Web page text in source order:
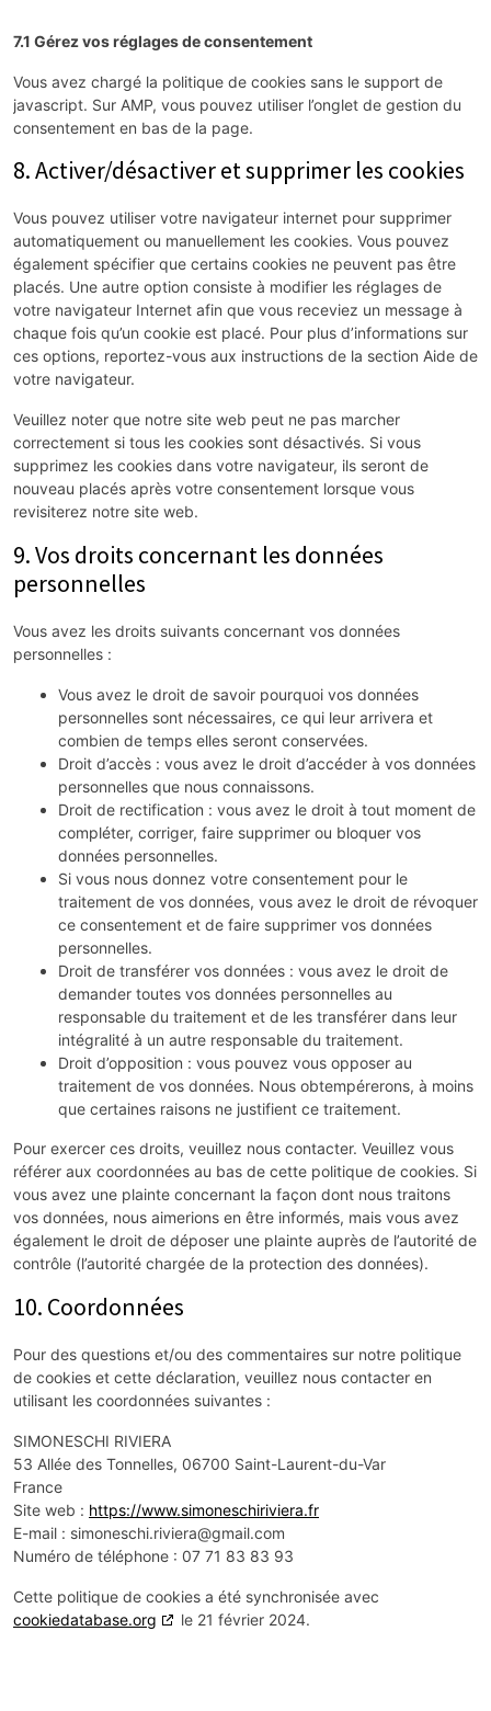
7.1 Gérez vos réglages de consentement
Vous avez chargé la politique de cookies sans le support de
javascript. Sur AMP, vous pouvez utiliser l’onglet de gestion du
consentement en bas de la page.
8. Activer/désactiver et supprimer les cookies
Vous pouvez utiliser votre navigateur internet pour supprimer
automatiquement ou manuellement les cookies. Vous pouvez
également spécifier que certains cookies ne peuvent pas être
placés. Une autre option consiste à modifier les réglages de
votre navigateur Internet afin que vous receviez un message à
chaque fois qu’un cookie est placé. Pour plus d’informations sur
ces options, reportez-vous aux instructions de la section Aide de
votre navigateur.
Veuillez noter que notre site web peut ne pas marcher
correctement si tous les cookies sont désactivés. Si vous
supprimez les cookies dans votre navigateur, ils seront de
nouveau placés après votre consentement lorsque vous
revisiterez notre site web.
9. Vos droits concernant les données
personnelles
Vous avez les droits suivants concernant vos données
personnelles :
Vous avez le droit de savoir pourquoi vos données
personnelles sont nécessaires, ce qui leur arrivera et
combien de temps elles seront conservées.
Droit d’accès : vous avez le droit d’accéder à vos données
personnelles que nous connaissons.
Droit de rectification : vous avez le droit à tout moment de
compléter, corriger, faire supprimer ou bloquer vos
données personnelles.
Si vous nous donnez votre consentement pour le
traitement de vos données, vous avez le droit de révoquer
ce consentement et de faire supprimer vos données
personnelles.
Droit de transférer vos données : vous avez le droit de
demander toutes vos données personnelles au
responsable du traitement et de les transférer dans leur
intégralité à un autre responsable du traitement.
Droit d’opposition : vous pouvez vous opposer au
traitement de vos données. Nous obtempérerons, à moins
que certaines raisons ne justifient ce traitement.
Pour exercer ces droits, veuillez nous contacter. Veuillez vous
référer aux coordonnées au bas de cette politique de cookies. Si
vous avez une plainte concernant la façon dont nous traitons
vos données, nous aimerions en être informés, mais vous avez
également le droit de déposer une plainte auprès de l’autorité de
contrôle (l’autorité chargée de la protection des données).
10. Coordonnées
Pour des questions et/ou des commentaires sur notre politique
de cookies et cette déclaration, veuillez nous contacter en
utilisant les coordonnées suivantes :
SIMONESCHI RIVIERA
53 Allée des Tonnelles, 06700 Saint-Laurent-du-Var
France
Site web : https://www.simoneschiriviera.fr
E-mail : simoneschi.riviera@gmail.com
Numéro de téléphone : 07 71 83 83 93
Cette politique de cookies a été synchronisée avec
cookiedatabase.org
le 21 février 2024.